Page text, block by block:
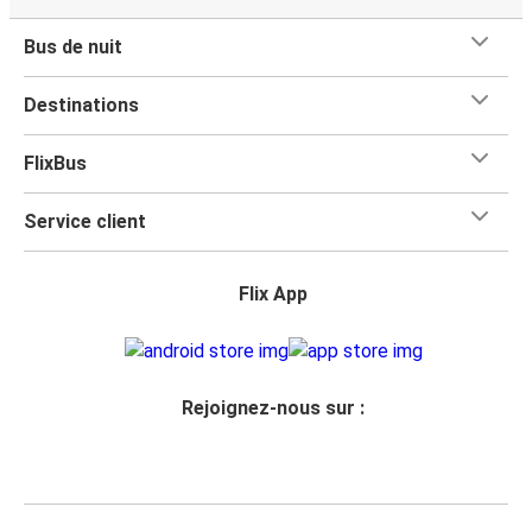
Bus de nuit
Destinations
FlixBus
Service client
Flix App
Rejoignez-nous sur :